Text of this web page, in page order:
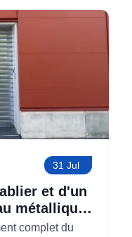
31 Jul
et d'un
métallique
Center)
complet du